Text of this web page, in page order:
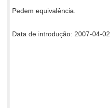
Pedem equivalência.
Data de introdução: 2007-04-02